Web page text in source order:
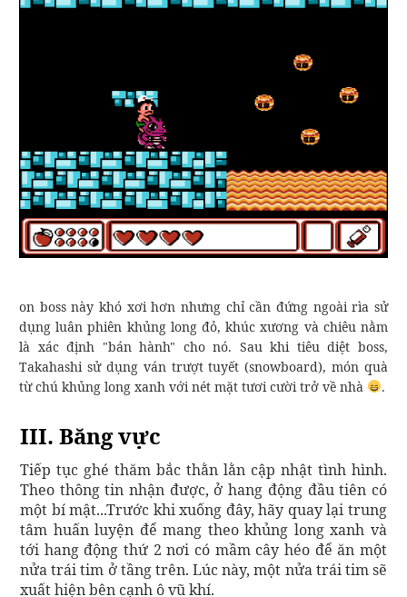
on boss này khó xơi hơn nhưng chỉ cần đứng ngoài rìa sử
dụng luân phiên khủng long đỏ, khúc xương và chiêu nằm
là xác định "bán hành" cho nó. Sau khi tiêu diệt boss,
Takahashi sử dụng ván trượt tuyết (snowboard), món quà
từ chú khủng long xanh với nét mặt tươi cười trở về nhà
.
III. Băng vực
Tiếp tục ghé thăm bắc thằn lằn cập nhật tình hình.
Theo thông tin nhận được, ở hang động đầu tiên có
một bí mật...Trước khi xuống đây, hãy quay lại trung
tâm huấn luyện để mang theo khủng long xanh và
tới hang động thứ 2 nơi có mầm cây héo để ăn một
nửa trái tim ở tầng trên. Lúc này, một nửa trái tim sẽ
xuất hiện bên cạnh ô vũ khí.